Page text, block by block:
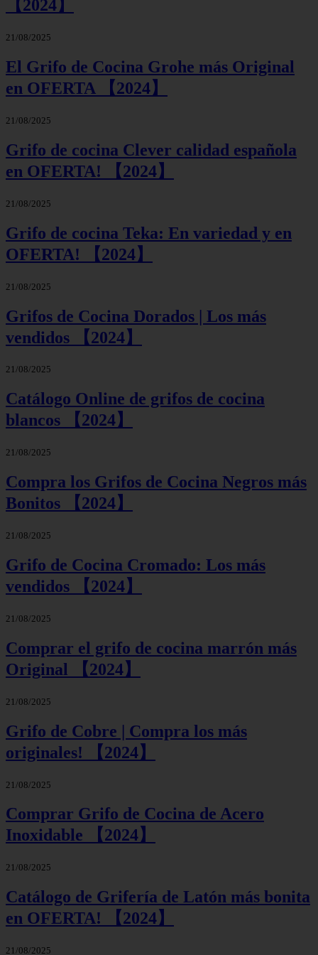
【2024】
21/08/2025
El Grifo de Cocina Grohe más Original
en OFERTA 【2024】
21/08/2025
Grifo de cocina Clever calidad española
en OFERTA! 【2024】
21/08/2025
Grifo de cocina Teka: En variedad y en
OFERTA! 【2024】
21/08/2025
Grifos de Cocina Dorados | Los más
vendidos 【2024】
21/08/2025
Catálogo Online de grifos de cocina
blancos 【2024】
21/08/2025
Compra los Grifos de Cocina Negros más
Bonitos 【2024】
21/08/2025
Grifo de Cocina Cromado: Los más
vendidos 【2024】
21/08/2025
Comprar el grifo de cocina marrón más
Original 【2024】
21/08/2025
Grifo de Cobre | Compra los más
originales! 【2024】
21/08/2025
Comprar Grifo de Cocina de Acero
Inoxidable 【2024】
21/08/2025
Catálogo de Grifería de Latón más bonita
en OFERTA! 【2024】
21/08/2025